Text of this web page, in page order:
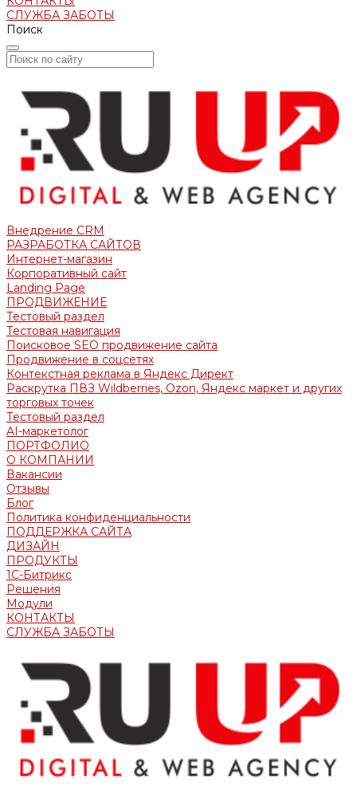
СЛУЖБА ЗАБОТЫ
Поиск
Внедрение CRM
РАЗРАБОТКА САЙТОВ
Интернет-магазин
Корпоративный сайт
Landing Page
ПРОДВИЖЕНИЕ
Тестовый раздел
Тестовая навигация
Поисковое SEO продвижение сайта
Продвижение в соцсетях
Контекстная реклама в Яндекс Директ
Раскрутка ПВЗ Wildberries, Ozon, Яндекс маркет и других
торговых точек
Тестовый раздел
AI-маркетолог
ПОРТФОЛИО
О КОМПАНИИ
Вакансии
Отзывы
Блог
Политика конфиденциальности
ПОДДЕРЖКА САЙТА
ДИЗАЙН
ПРОДУКТЫ
1С-Битрикс
Решения
Модули
КОНТАКТЫ
СЛУЖБА ЗАБОТЫ